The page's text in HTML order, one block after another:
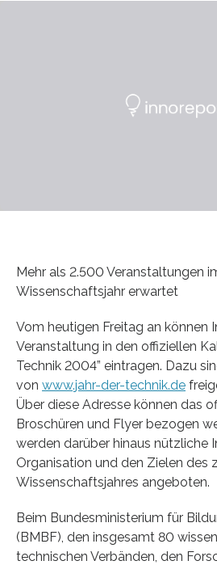
Mehr als 2.500 Veranstaltungen
Wissenschaftsjahr erwartet
Vom heutigen Freitag an können
Veranstaltung in den offiziellen
Technik 2004” eintragen. Dazu
von www.jahr-der-technik.de
Über diese Adresse können das
Broschüren und Flyer bezogen
werden darüber hinaus nützliche
Organisation und den Zielen des
Wissenschaftsjahres angeboten.
Beim Bundesministerium für
(BMBF), den insgesamt 80
technischen Verbänden, den